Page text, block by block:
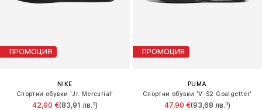
ПРОМОЦИЯ
NIKE
Спортни обувки 'Jr. Mercurial'
42,90 €(83,91 лв.³)
ПРОМОЦИЯ
PUMA
Спортни обувки 'V-S2 Goalgetter'
47,90 €(93,68 лв.³)